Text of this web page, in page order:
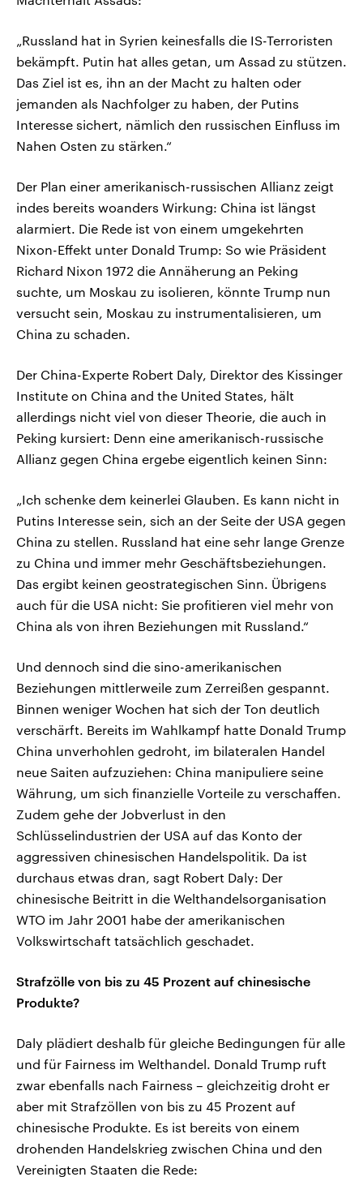
„Russland hat in Syrien keinesfalls die IS-Terroristen
bekämpft. Putin hat alles getan, um Assad zu stützen.
Das Ziel ist es, ihn an der Macht zu halten oder
jemanden als Nachfolger zu haben, der Putins
Interesse sichert, nämlich den russischen Einfluss im
Nahen Osten zu stärken.“
Der Plan einer amerikanisch-russischen Allianz zeigt
indes bereits woanders Wirkung: China ist längst
alarmiert. Die Rede ist von einem umgekehrten
Nixon-Effekt unter Donald Trump: So wie Präsident
Richard Nixon 1972 die Annäherung an Peking
suchte, um Moskau zu isolieren, könnte Trump nun
versucht sein, Moskau zu instrumentalisieren, um
China zu schaden.
Der China-Experte Robert Daly, Direktor des Kissinger
Institute on China and the United States, hält
allerdings nicht viel von dieser Theorie, die auch in
Peking kursiert: Denn eine amerikanisch-russische
Allianz gegen China ergebe eigentlich keinen Sinn:
„Ich schenke dem keinerlei Glauben. Es kann nicht in
Putins Interesse sein, sich an der Seite der USA gegen
China zu stellen. Russland hat eine sehr lange Grenze
zu China und immer mehr Geschäftsbeziehungen.
Das ergibt keinen geostrategischen Sinn. Übrigens
auch für die USA nicht: Sie profitieren viel mehr von
China als von ihren Beziehungen mit Russland.“
Und dennoch sind die sino-amerikanischen
Beziehungen mittlerweile zum Zerreißen gespannt.
Binnen weniger Wochen hat sich der Ton deutlich
verschärft. Bereits im Wahlkampf hatte Donald Trump
China unverhohlen gedroht, im bilateralen Handel
neue Saiten aufzuziehen: China manipuliere seine
Währung, um sich finanzielle Vorteile zu verschaffen.
Zudem gehe der Jobverlust in den
Schlüsselindustrien der USA auf das Konto der
aggressiven chinesischen Handelspolitik. Da ist
durchaus etwas dran, sagt Robert Daly: Der
chinesische Beitritt in die Welthandelsorganisation
WTO im Jahr 2001 habe der amerikanischen
Volkswirtschaft tatsächlich geschadet.
Strafzölle von bis zu 45 Prozent auf chinesische
Produkte?
Daly plädiert deshalb für gleiche Bedingungen für alle
und für Fairness im Welthandel. Donald Trump ruft
zwar ebenfalls nach Fairness – gleichzeitig droht er
aber mit Strafzöllen von bis zu 45 Prozent auf
chinesische Produkte. Es ist bereits von einem
drohenden Handelskrieg zwischen China und den
Vereinigten Staaten die Rede: